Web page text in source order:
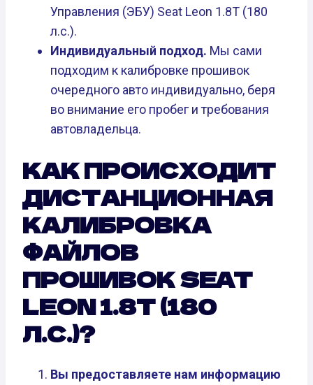
Управления (ЭБУ) Seat Leon 1.8T (180
л.с.).
Индивидуальный подход. Мы сами
подходим к калибровке прошивок
очередного авто индивидуально, беря
во внимание его пробег и требования
автовладельца.
КАК ПРОИСХОДИТ
ДИСТАНЦИОННАЯ
КАЛИБРОВКА
ФАЙЛОВ
ПРОШИВОК SEAT
LEON 1.8T (180
Л.С.)?
Вы предоставляете нам информацию